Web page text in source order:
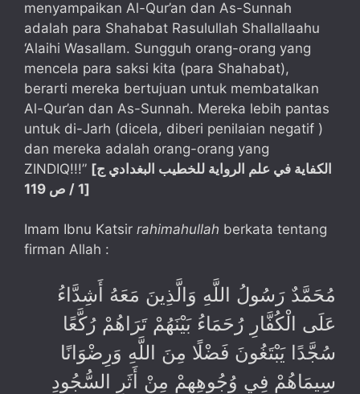
menyampaikan Al-Qur’an dan As-Sunnah
adalah para Shahabat Rasulullah Shallallaahu
‘Alaihi Wasallam. Sungguh orang-orang yang
mencela para saksi kita (para Shahabat),
berarti mereka bertujuan untuk membatalkan
Al-Qur’an dan As-Sunnah. Mereka lebih pantas
untuk di-Jarh (dicela, diberi penilaian negatif )
dan mereka adalah orang-orang yang
ZINDIQ!!!” [الكفاية في علم الرواية للخطيب البغدادي ج
1 / ص 119]
Imam Ibnu Katsir rahimahullah berkata tentang
firman Allah :
مُحَمَّدٌ رَسُولُ اللَّهِ وَالَّذِينَ مَعَهُ أَشِدَّاءُ
عَلَى الْكُفَّارِ رُحَمَاءُ بَيْنَهُمْ تَرَاهُمْ رُكَّعًا
سُجَّدًا يَبْتَغُونَ فَضْلًا مِنَ اللَّهِ وَرِضْوَانًا
سِيمَاهُمْ فِي وُجُوهِهِمْ مِنْ أَثَرِ السُّجُودِ